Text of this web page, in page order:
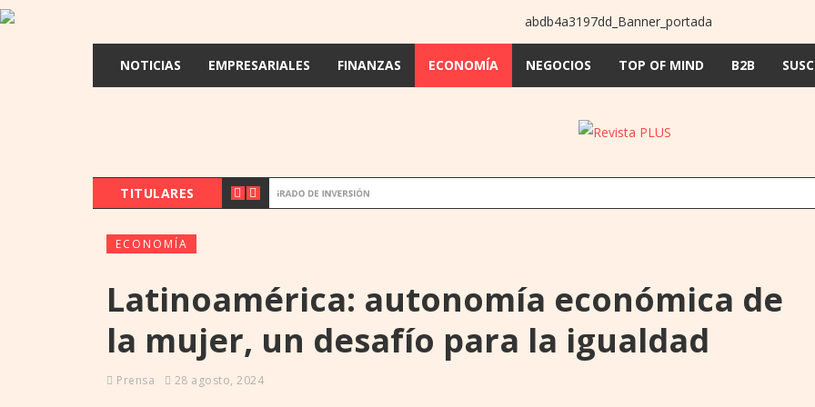
NOTICIAS EMPRESARIALES FINANZAS ECONOMÍA NEGOCIOS TOP OF MIND B2B
TITULARES NOTICIAS EXPORTACIONES CON CERTIFICADO DE ORIGEN SUPERAN LOS US$ 1.000 MILLONES EN
ECONOMÍA
Latinoamérica: autonomía económica de
la mujer, un desafío para la igualdad
Prensa 28 agosto, 2024